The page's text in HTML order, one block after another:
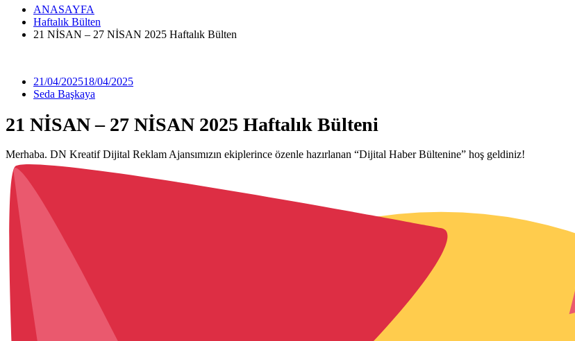
ANASAYFA
Haftalık Bülten
21 NİSAN – 27 NİSAN 2025 Haftalık Bülten
21/04/202518/04/2025
Seda Başkaya
21 NİSAN – 27 NİSAN 2025 Haftalık Bülteni
Merhaba. DN Kreatif Dijital Reklam Ajansımızın ekiplerince özenle hazırlanan “Dijital Haber Bültenine” hoş geldiniz!